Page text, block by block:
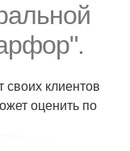
клиентов
оценить по